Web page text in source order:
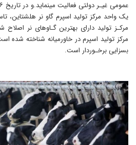
یک واحد مرکز تولید اسپرم گاو نر هلشتاین،
مرکـز تولید دارای بهترین گـاوهای نر
مرکز تولید اسپرم در خاورمیانه شناخته شده
بسزایی برخـوردار است.